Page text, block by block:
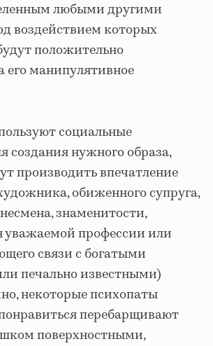
любыми другими
воздействием которых
положительно
его манипулятивное
социальные
создания нужного образа,
производить впечатление
обиженного супруга,
знаменитости,
уважаемой профессии или
связи с богатыми
печально известными)
некоторые психопаты
перебарщивают
поверхностными,